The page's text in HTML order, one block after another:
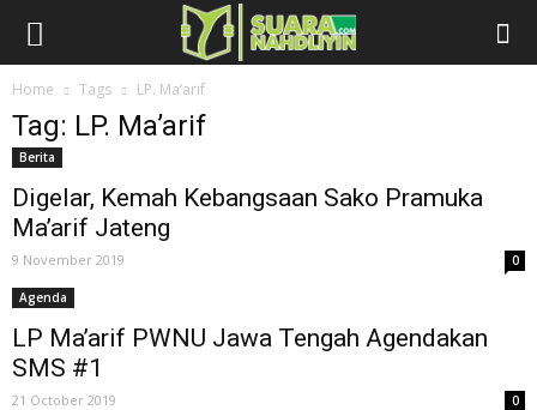
Home Tags LP. Ma’arif
Tag: LP. Ma’arif
Berita
Digelar, Kemah Kebangsaan Sako Pramuka
Ma’arif Jateng
9 November 2019 0
Agenda
LP Ma’arif PWNU Jawa Tengah Agendakan
SMS #1
21 October 2019 0